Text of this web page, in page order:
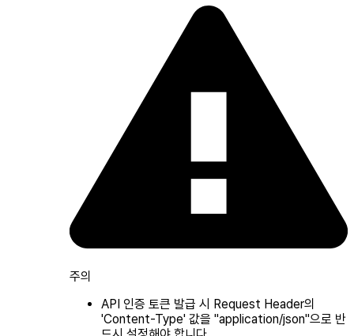
주의
API 인증 토큰 발급 시 Request Header의
'Content-Type' 값을 "application/json"으로 반